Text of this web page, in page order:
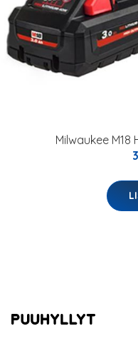
Milwaukee